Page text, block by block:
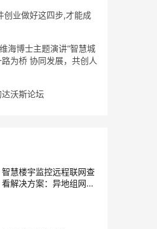
创业做好这四步,才能成
海博士主题演讲“智慧城
为桥 协同发展，共创人
沃斯论坛
智慧楼宇监控远程联网查
看解决方案：异地组网解